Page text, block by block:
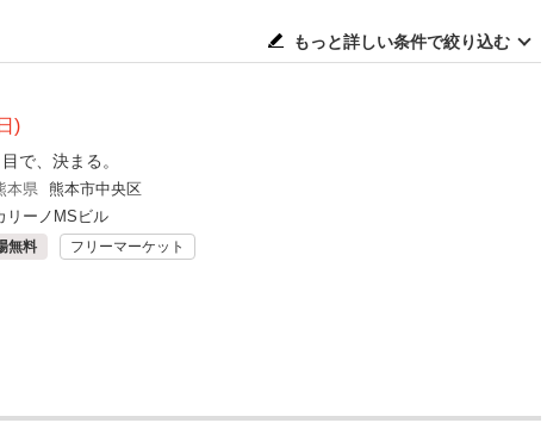
もっと詳しい条件で絞り込む
)
で、決まる。
本県
熊本市中央区
リーノMSビル
無料 フリーマーケット